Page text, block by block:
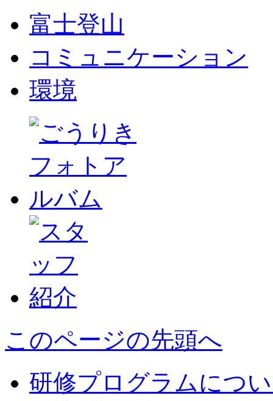
富士登山
コミュニケーション
環境
このページの先頭へ
研修プログラムにつ